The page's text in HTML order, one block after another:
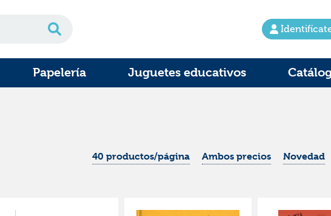
Papelería Juguetes educativos
40 productos/página Ambos precios Novedad